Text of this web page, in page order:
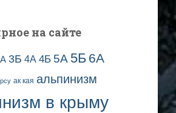
на сайте
3Б 4А 4Б 5А 5Б 6А
ак кая альпинизм
в крыму